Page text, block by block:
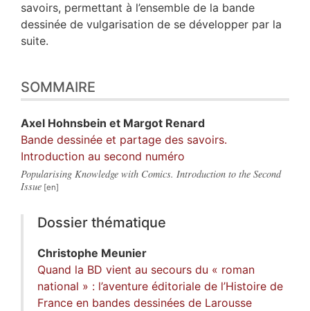
savoirs, permettant à l’ensemble de la bande
dessinée de vulgarisation de se développer par la
suite.
SOMMAIRE
Axel Hohnsbein et Margot Renard
Bande dessinée et partage des savoirs.
Introduction au second numéro
Popularising Knowledge with Comics. Introduction to the Second
Issue
Dossier thématique
Christophe Meunier
Quand la BD vient au secours du « roman
national » : l’aventure éditoriale de l’Histoire de
France en bandes dessinées de Larousse